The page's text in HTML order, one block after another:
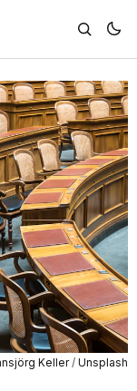
Keller / Unsplash